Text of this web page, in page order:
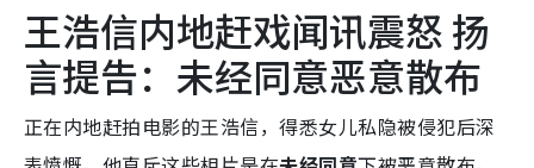
王浩信内地赶戏闻讯震怒 扬
言提告：未经同意恶意散布
正在内地赶拍电影的王浩信，得悉女儿私隐被侵犯后深